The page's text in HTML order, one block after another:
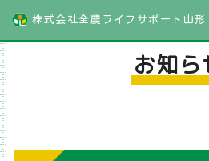
株式会社全農ライフサポート山形
お知ら